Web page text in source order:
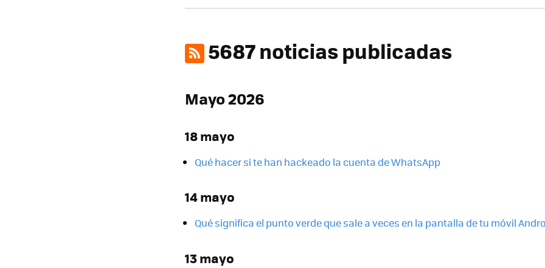
5687 noticias publicadas
Mayo 2026
18 mayo
Qué hacer si te han hackeado la cuenta de WhatsApp
14 mayo
Qué significa el punto verde que sale a veces en la pantalla de tu móvil
13 mayo